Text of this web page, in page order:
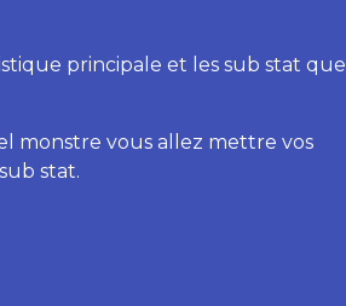
principale et les sub stat que
monstre vous allez mettre vos
stat.